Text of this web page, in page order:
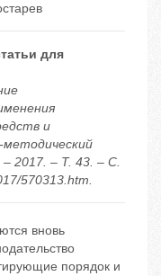
для
и
методический
2017. – Т. 43. – С.
570313.htm.
вновь
порядок и